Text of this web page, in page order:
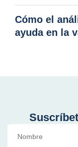
Cómo el
ayuda en la